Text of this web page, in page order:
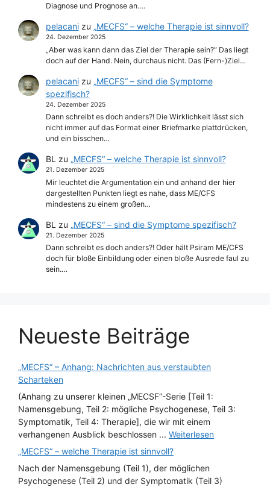
Diagnose und Prognose an.…
pelacanizu „MECFS“ – welche Therapie ist sinnvoll?
24. Dezember 2025
„Aber was kann dann das Ziel der Therapie sein?“ Das liegt
doch auf der Hand. Nein, durchaus nicht. Das (Fern-)Ziel…
pelacanizu „MECFS“ – sind die Symptome
spezifisch?
24. Dezember 2025
Dann schreibt es doch anders?! Die Wirklichkeit lässt sich
nicht immer auf das Format einer Briefmarke plattdrücken,
und ein bisschen…
BL zu „MECFS“ – welche Therapie ist sinnvoll?
21. Dezember 2025
Mir leuchtet die Argumentation ein und anhand der hier
dargestellten Punkten liegt es nahe, dass ME/CFS
mindestens zu einem großen…
BL zu „MECFS“ – sind die Symptome spezifisch?
21. Dezember 2025
Dann schreibt es doch anders?! Oder hält Psiram ME/CFS
doch für bloße Einbildung oder einen bloße Ausrede faul zu
sein.…
Neueste Beiträge
„MECFS“ – Anhang: Nachrichten aus verstaubten
Scharteken
(Anhang zu unserer kleinen „MECSF“-Serie [Teil 1:
Namensgebung, Teil 2: mögliche Psychogenese, Teil 3:
Symptomatik, Teil 4: Therapie], die wir mit einem
verhangenen Ausblick beschlossen ... Weiterlesen
„MECFS“ – welche Therapie ist sinnvoll?
Nach der Namensgebung (Teil 1), der möglichen
Psychogenese (Teil 2) und der Symptomatik (Teil 3)